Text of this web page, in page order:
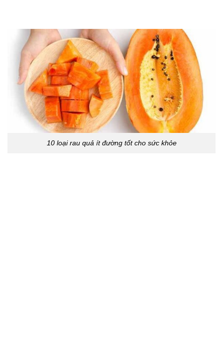
10 loại rau quả ít đường tốt cho sức khỏe